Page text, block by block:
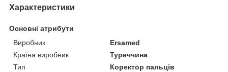
Характеристики
Основні атрибути
Виробник
Ersamed
Країна виробник
Туреччина
Тип
Коректор пальців